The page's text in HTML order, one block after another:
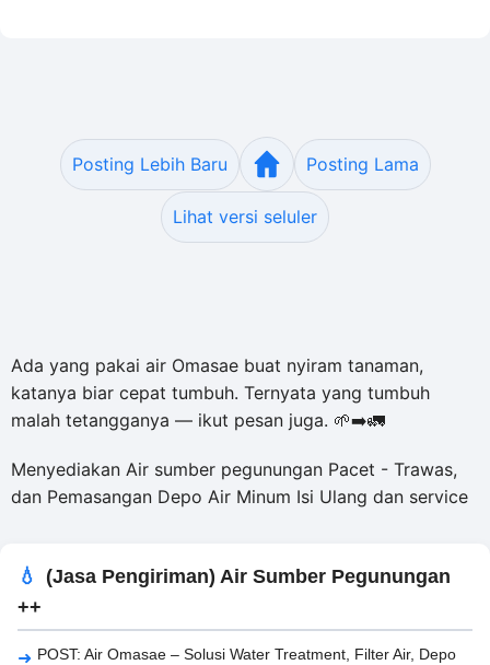
Posting Lebih Baru Posting Lama
Lihat versi seluler
Ada yang pakai air Omasae buat nyiram tanaman,
katanya biar cepat tumbuh. Ternyata yang tumbuh
malah tetangganya — ikut pesan juga. 🌱➡️🚛
Menyediakan Air sumber pegunungan Pacet - Trawas,
dan Pemasangan Depo Air Minum Isi Ulang dan service
(Jasa Pengiriman) Air Sumber Pegunungan
++
POST: Air Omasae – Solusi Water Treatment, Filter Air, Depo